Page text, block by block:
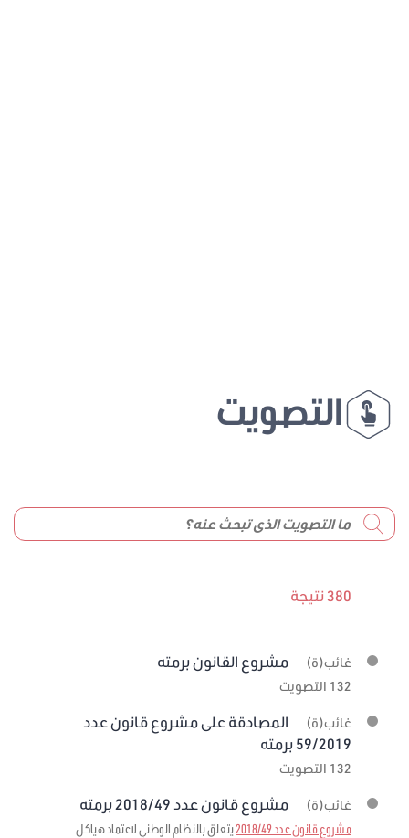
التصويت
380 نتيجة
غائب(ة) مشروع القانون برمته
132 التصويت
غائب(ة)
المصادقة على مشروع قانون عدد
59/2019 برمته
132 التصويت
غائب(ة) مشروع قانون عدد 2018/49 برمته
مشروع قانون عدد 2018/49
يتعلق بالنظام الوطني لاعتماد هياكل